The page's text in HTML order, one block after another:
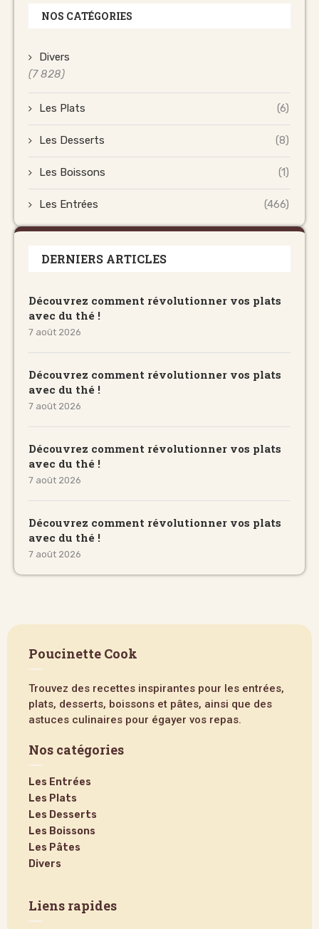
NOS CATÉGORIES
Divers
(7 828)
Les Plats (6)
Les Desserts (8)
Les Boissons (1)
Les Entrées (466)
DERNIERS ARTICLES
Découvrez comment révolutionner vos plats
avec du thé !
7 août 2026
Découvrez comment révolutionner vos plats
avec du thé !
7 août 2026
Découvrez comment révolutionner vos plats
avec du thé !
7 août 2026
Découvrez comment révolutionner vos plats
avec du thé !
7 août 2026
Poucinette Cook
Trouvez des recettes inspirantes pour les entrées,
plats, desserts, boissons et pâtes, ainsi que des
astuces culinaires pour égayer vos repas.
Nos catégories
Les Entrées
Les Plats
Les Desserts
Les Boissons
Les Pâtes
Divers
Liens rapides